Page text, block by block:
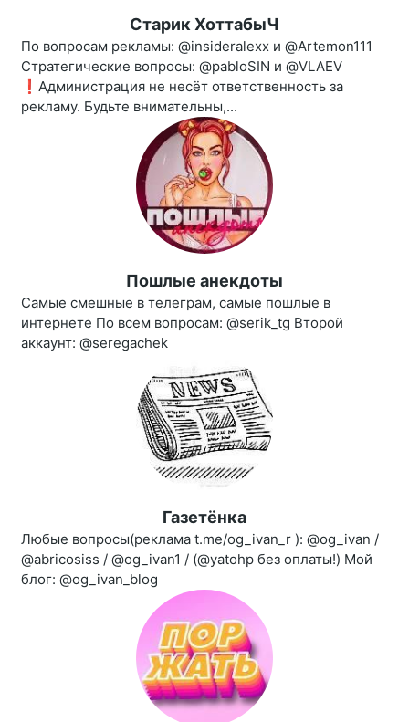
Старик ХоттабыЧ
По вопросам рекламы: @insideralexx и @Artemon111
Стратегические вопросы: @pabloSIN и @VLAEV
❗️Администрация не несёт ответственность за
рекламу. Будьте внимательны,...
Пошлые анекдоты
Самые смешные в телеграм, самые пошлые в
интернете По всем вопросам: @serik_tg Второй
аккаунт: @seregachek
Газетёнка
Любые вопросы(реклама t.me/og_ivan_r ): @og_ivan /
@abricosiss / @og_ivan1 / (@yatohp без оплаты!) Мой
блог: @og_ivan_blog